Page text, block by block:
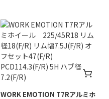
WORK EMOTION T7Rアルミホ